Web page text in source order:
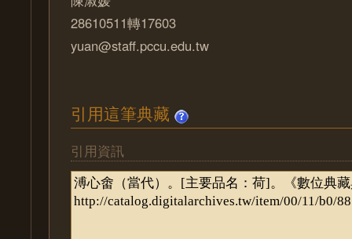
28610511轉17603
yuan@staff.pccu.edu.tw
引用這筆典藏
引用資訊